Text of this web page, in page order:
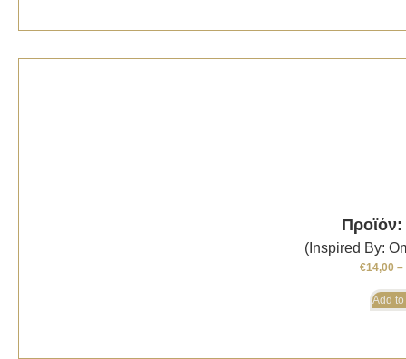
(Inspired By:
€14,00 –
Add